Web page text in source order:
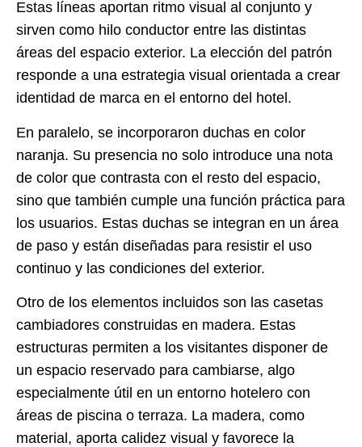
Estas líneas aportan ritmo visual al conjunto y
sirven como hilo conductor entre las distintas
áreas del espacio exterior. La elección del patrón
responde a una estrategia visual orientada a crear
identidad de marca en el entorno del hotel.
En paralelo, se incorporaron duchas en color
naranja. Su presencia no solo introduce una nota
de color que contrasta con el resto del espacio,
sino que también cumple una función práctica para
los usuarios. Estas duchas se integran en un área
de paso y están diseñadas para resistir el uso
continuo y las condiciones del exterior.
Otro de los elementos incluidos son las casetas
cambiadores construidas en madera. Estas
estructuras permiten a los visitantes disponer de
un espacio reservado para cambiarse, algo
especialmente útil en un entorno hotelero con
áreas de piscina o terraza. La madera, como
material, aporta calidez visual y favorece la